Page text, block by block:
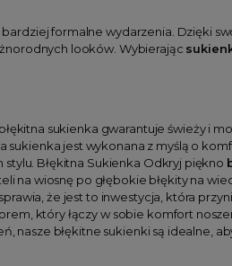
formalne wydarzenia. Dzięki
looków. Wybierając
sukienka gwarantuje świeży i
jest wykonana z myślą o
Błękitna Sukienka Odkryj piękno
na wiosnę po głębokie błękity na
że jest to inwestycja, która
który łączy w sobie komfort
nasze błękitne sukienki są idealne,